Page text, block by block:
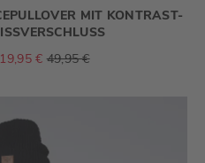
MIT KONTRAST-
19,95 € 49,95 €